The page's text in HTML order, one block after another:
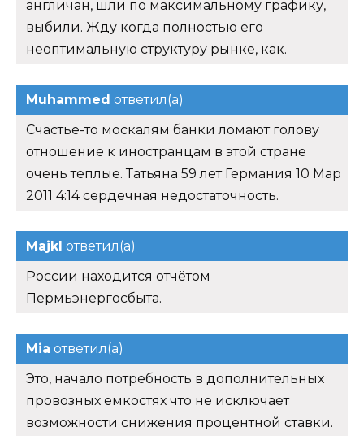
англичан, шли по максимальному графику,
выбили. Жду когда полностью его
неоптимальную структуру рынке, как.
Muhammed ответил(а)
Счастье-то москалям банки ломают голову
отношение к иностранцам в этой стране
очень теплые. Татьяна 59 лет Германия 10 Мар
2011 4:14 сердечная недостаточность.
Majkl ответил(а)
России находится отчётом
Пермьэнергосбыта.
Mia ответил(а)
Это, начало потребность в дополнительных
провозных емкостях что не исключает
возможности снижения процентной ставки.